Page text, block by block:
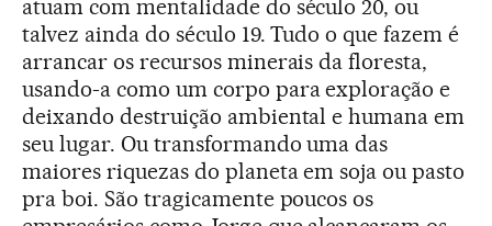
atuam com mentalidade do século 20, ou
talvez ainda do século 19. Tudo o que fazem é
arrancar os recursos minerais da floresta,
usando-a como um corpo para exploração e
deixando destruição ambiental e humana em
seu lugar. Ou transformando uma das
maiores riquezas do planeta em soja ou pasto
pra boi. São tragicamente poucos os